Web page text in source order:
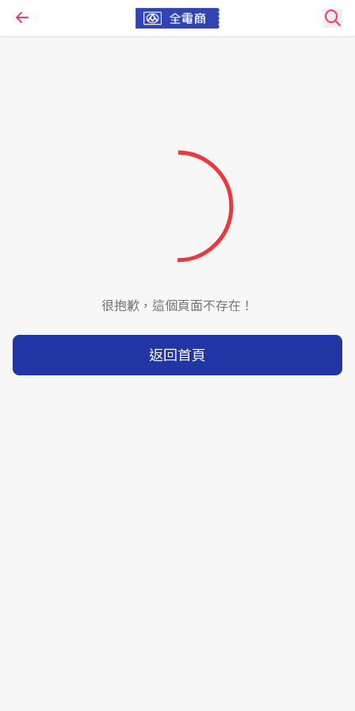
很抱歉，這個頁面不存在！
返回首頁